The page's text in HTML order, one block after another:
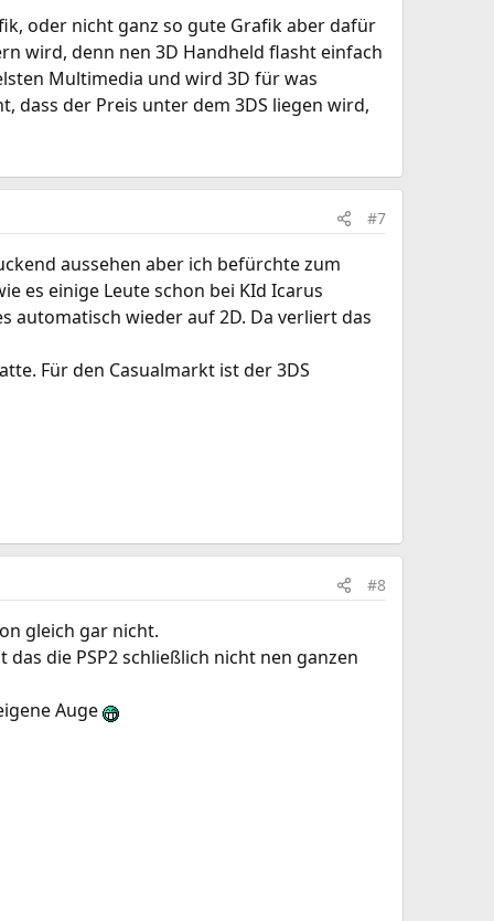
oder nicht ganz so gute Grafik aber dafür
wird, denn nen 3D Handheld flasht einfach
Multimedia und wird 3D für was
dass der Preis unter dem 3DS liegen wird,
#7
aussehen aber ich befürchte zum
es einige Leute schon bei KId Icarus
automatisch wieder auf 2D. Da verliert das
Für den Casualmarkt ist der 3DS
#8
gleich gar nicht.
die PSP2 schließlich nicht nen ganzen
Auge